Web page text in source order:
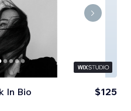
In Bio $125